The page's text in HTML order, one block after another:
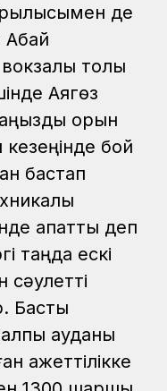
де
Абай
толық
Аягөз
орын
бой
бастап
апатты деп
таңда ескі
Басты
ауданы
қажеттілікке